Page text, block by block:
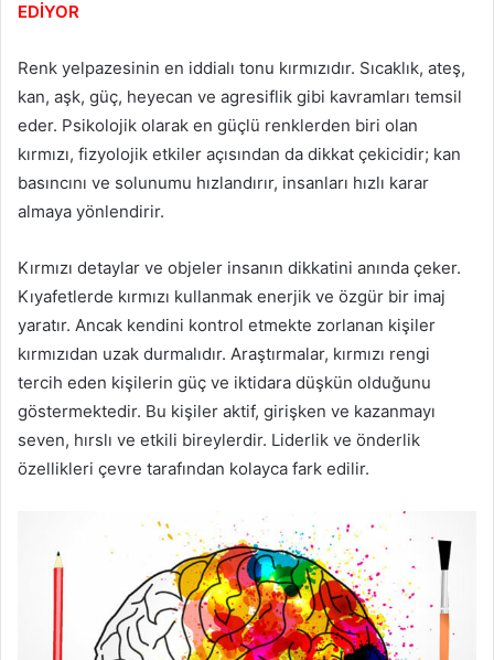
EDİYOR
Renk yelpazesinin en iddialı tonu kırmızıdır. Sıcaklık, ateş,
kan, aşk, güç, heyecan ve agresiflik gibi kavramları temsil
eder. Psikolojik olarak en güçlü renklerden biri olan
kırmızı, fizyolojik etkiler açısından da dikkat çekicidir; kan
basıncını ve solunumu hızlandırır, insanları hızlı karar
almaya yönlendirir.
Kırmızı detaylar ve objeler insanın dikkatini anında çeker.
Kıyafetlerde kırmızı kullanmak enerjik ve özgür bir imaj
yaratır. Ancak kendini kontrol etmekte zorlanan kişiler
kırmızıdan uzak durmalıdır. Araştırmalar, kırmızı rengi
tercih eden kişilerin güç ve iktidara düşkün olduğunu
göstermektedir. Bu kişiler aktif, girişken ve kazanmayı
seven, hırslı ve etkili bireylerdir. Liderlik ve önderlik
özellikleri çevre tarafından kolayca fark edilir.